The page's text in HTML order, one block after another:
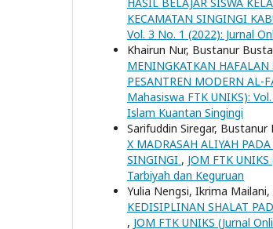
KECAMATAN SINGINGI
Vol. 3 No. 1 (2022): Jurnal
Khairun Nur, Bustanur
MENINGKATKAN
PESANTREN MODERN AL-
Mahasiswa FTK UNIKS):
Islam Kuantan Singingi
Sarifuddin Siregar, Bustanur
X MADRASAH ALIYAH
SINGINGI , JOM FTK
Tarbiyah dan Keguruan
Yulia Nengsi, Ikrima Mailani,
KEDISIPLINAN SHALAT
, JOM FTK UNIKS (Jurnal